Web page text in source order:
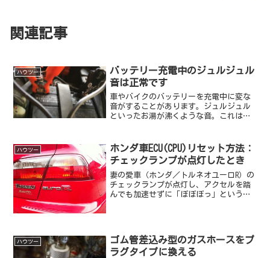
関連記事
ハウツー
バッテリー充電中のジュルジュル
音は正常です
車やバイクのバッテリーを充電中に変な
音がすることがあります。ジュルジュル
といったお湯が沸くような音。これは充
ハウツー
ホンダ車ECU(CPU)リセット方法：
チェックランプが点灯したとき
妻の愛車（ホンダ／トルネオユーロR）の
チェックランプが点灯し、アクセルを踏
んでも加速せずに「ぼぼぼっ」という感
ンを切る２.エン...
ハウツー
ゴム管差込み型のガスホースをプ
ラグタイプに換える